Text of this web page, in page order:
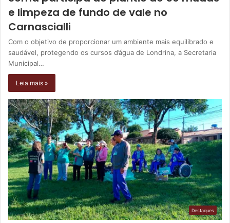
e limpeza de fundo de vale no
Carnascialli
Com o objetivo de proporcionar um ambiente mais equilibrado e
saudável, protegendo os cursos d’água de Londrina, a Secretaria
Municipal…
Leia mais »
Destaques